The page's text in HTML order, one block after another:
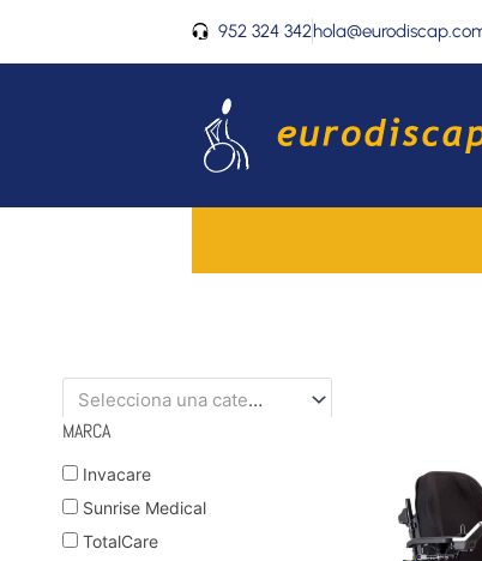
contenido
952 324 342
Selecciona una categoría
MARCA
Invacare
Sunrise Medical
TotalCare